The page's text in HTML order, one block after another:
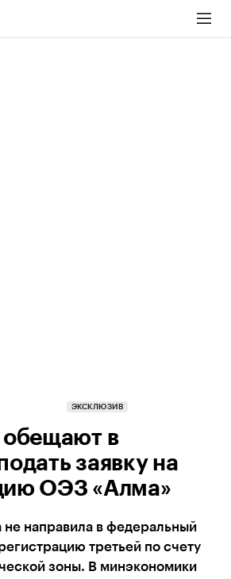
ЭКСКЛЮЗИВ
обещают в
заявку на
ОЭЗ «Алма»
не направила в федеральный
третьей по счету
зоны. В минэкономики